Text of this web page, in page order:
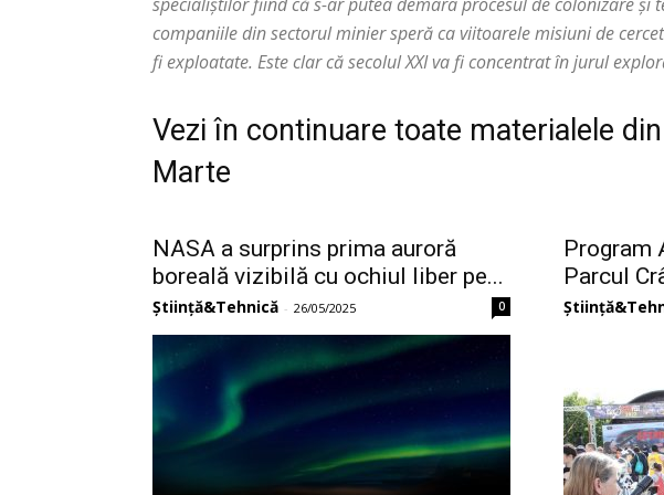
companiile din sectorul minier speră ca viitoarele misiuni de
fi exploatate. Este clar că secolul XXI va fi concentrat în jurul
Vezi în continuare toate materialele
Marte
NASA a surprins prima auroră
boreală vizibilă cu ochiul liber pe...
Știință&Tehnică - 26/05/2025 0
Program
Parcul